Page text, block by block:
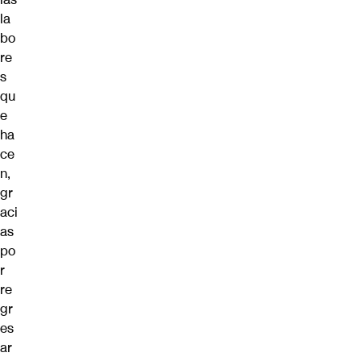
la
bo
re
s
qu
e
ha
ce
n,
gr
aci
as
po
r
re
gr
es
ar